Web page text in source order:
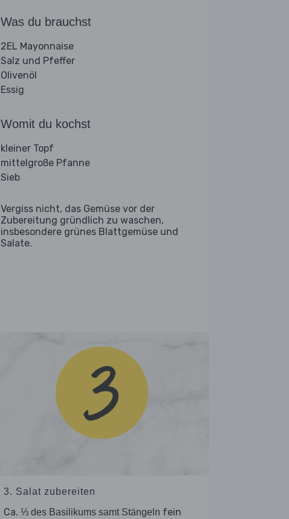
Was du brauchst
2EL Mayonnaise
Salz und Pfeffer
Olivenöl
Essig
Womit du kochst
kleiner Topf
mittelgroße Pfanne
Sieb
Vergiss nicht, das Gemüse vor der
Zubereitung gründlich zu waschen,
insbesondere grünes Blattgemüse und
Salate.
3. Salat zubereiten
Ca. ⅓ des Basilikums samt Stängeln fein